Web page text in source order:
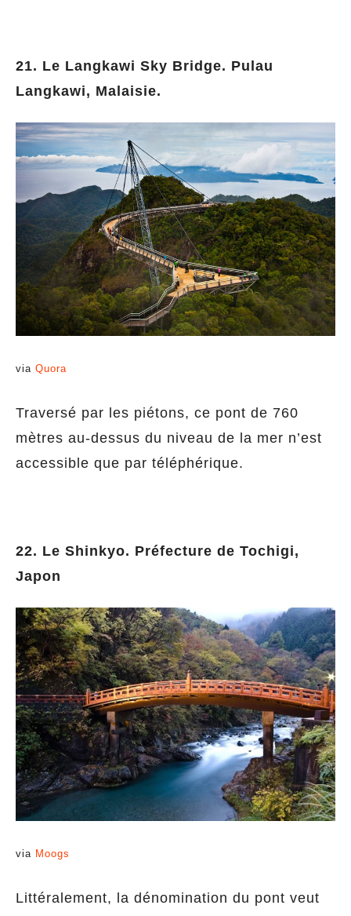
21. Le Langkawi Sky Bridge. Pulau
Langkawi, Malaisie.
via Quora
Traversé par les piétons, ce pont de 760
mètres au-dessus du niveau de la mer n’est
accessible que par téléphérique.
22. Le Shinkyo. Préfecture de Tochigi,
Japon
via Moogs
Littéralement, la dénomination du pont veut